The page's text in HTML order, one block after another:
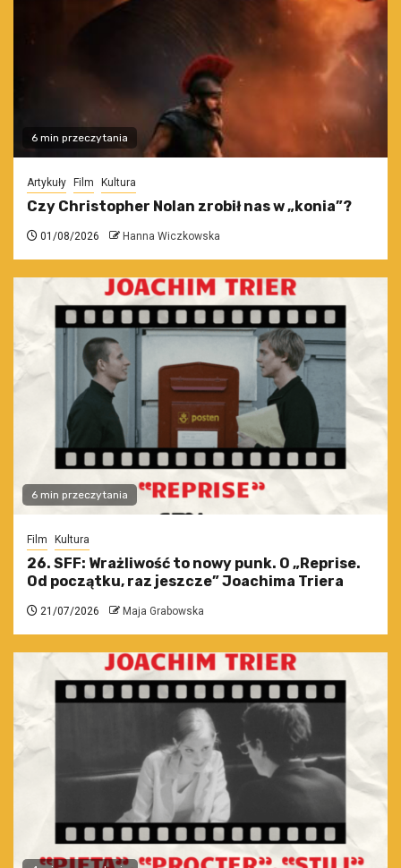
6 min przeczytania
Artykuły Film Kultura
Czy Christopher Nolan zrobił nas w „konia”?
01/08/2026 Hanna Wiczkowska
6 min przeczytania
Film Kultura
26. SFF: Wrażliwość to nowy punk. O „Reprise.
Od początku, raz jeszcze” Joachima Triera
21/07/2026 Maja Grabowska